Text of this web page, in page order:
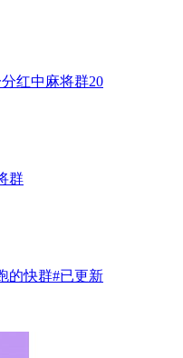
红中麻将群20
群
的快群#已更新